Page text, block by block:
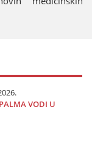
VODI U